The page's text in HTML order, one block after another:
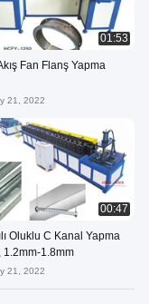
01:53
Fan Flanş Yapma
21, 2022
00:47
Oluklu C Kanal Yapma
1.2mm-1.8mm
21, 2022